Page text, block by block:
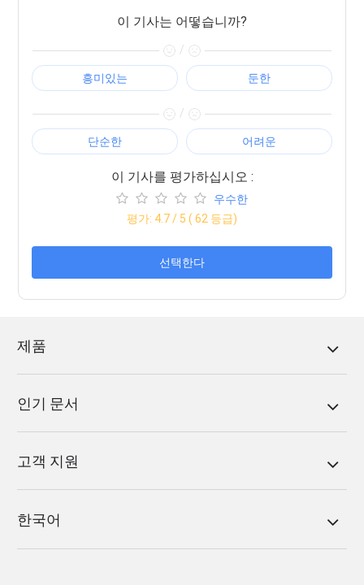
이 기사는 어떻습니까?
/
흥미있는 둔한
/
단순한 어려운
이 기사를 평가하십시오 :
우수한
평가: 4.7/ 5 ( 62 등급)
선택한다
제품
인기 문서
고객 지원
한국어